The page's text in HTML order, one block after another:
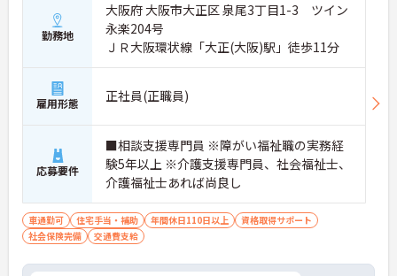
勤務地
大阪府 大阪市大正区 泉尾3丁目1-3 ツイン
永楽204号
ＪＲ大阪環状線「大正(大阪)駅」徒歩11分
雇用形態 正社員(正職員)
応募要件
■相談支援専門員 ※障がい福祉職の実務経
験5年以上 ※介護支援専門員、社会福祉士、
介護福祉士あれば尚良し
車通勤可 住宅手当・補助 年間休日110日以上
資格取得サポート
社会保険完備
交通費支給